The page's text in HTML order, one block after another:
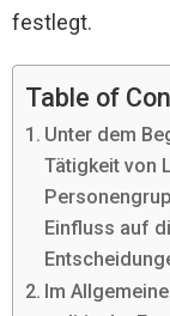
festlegt.
Table of
Unter dem
Tätigkeit von
Einfluss auf
Im